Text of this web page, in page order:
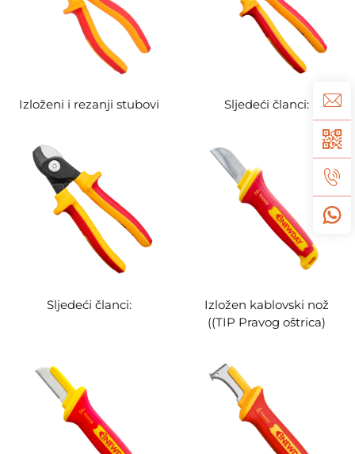
Izloženi i rezanji stubovi Sljedeći članci:
Sljedeći članci:
Izložen kablovski nož
((TIP Pravog oštrica)